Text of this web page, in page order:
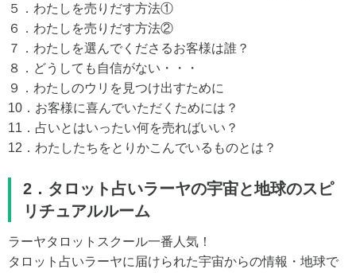
５．わたしを売りだす方法①
６．わたしを売りだす方法②
７．わたしを選んでくださるお客様は誰？
８．どうしても自信がない・・・
９．わたしのウリを見つけ出すために
10．お客様に喜んでいただくためには？
11．占いとはいったい何を売ればいい？
12．わたしたちをとりかこんでいるものとは？
2．タロット占いラーヤの宇宙と地球のスピ
リチュアルルーム
ラーヤタロットスクール一番人気！
タロット占いラーヤに届けられた宇宙からの情報・地球で